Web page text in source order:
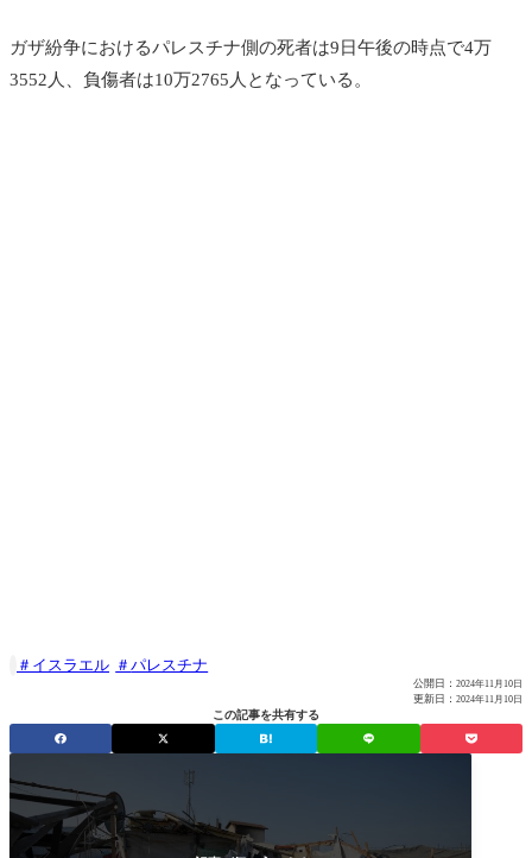
ガザ紛争におけるパレスチナ側の死者は9日午後の時点で4万
3552人、負傷者は10万2765人となっている。
イスラエル パレスチナ
公開日： 2024年11月10日
更新日： 2024年11月10日
この記事を共有する